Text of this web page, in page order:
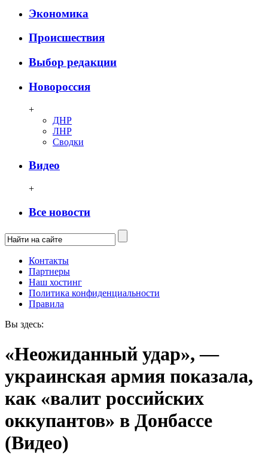
Экономика
Происшествия
Выбор редакции
Новороссия
+
ДНР
ЛНР
Сводки
Видео
+
Все новости
Контакты
Партнеры
Наш хостинг
Политика конфиденциальности
Правила
Вы здесь:
«Неожиданный удар», —
украинская армия показала,
как «валит российских
оккупантов» в Донбассе
(Видео)